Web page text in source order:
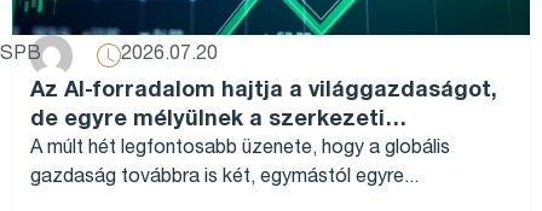
SPB 2026.07.20
Az AI-forradalom hajtja a világgazdaságot,
de egyre mélyülnek a szerkezeti
különbségek...
A múlt hét legfontosabb üzenete, hogy a globális
gazdaság továbbra is két, egymástól egyre...